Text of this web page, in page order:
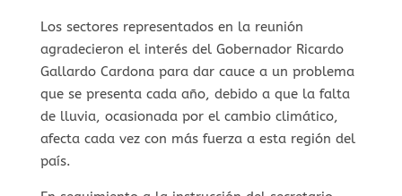
Los sectores representados en la reunión
agradecieron el interés del Gobernador Ricardo
Gallardo Cardona para dar cauce a un problema
que se presenta cada año, debido a que la falta
de lluvia, ocasionada por el cambio climático,
afecta cada vez con más fuerza a esta región del
país.